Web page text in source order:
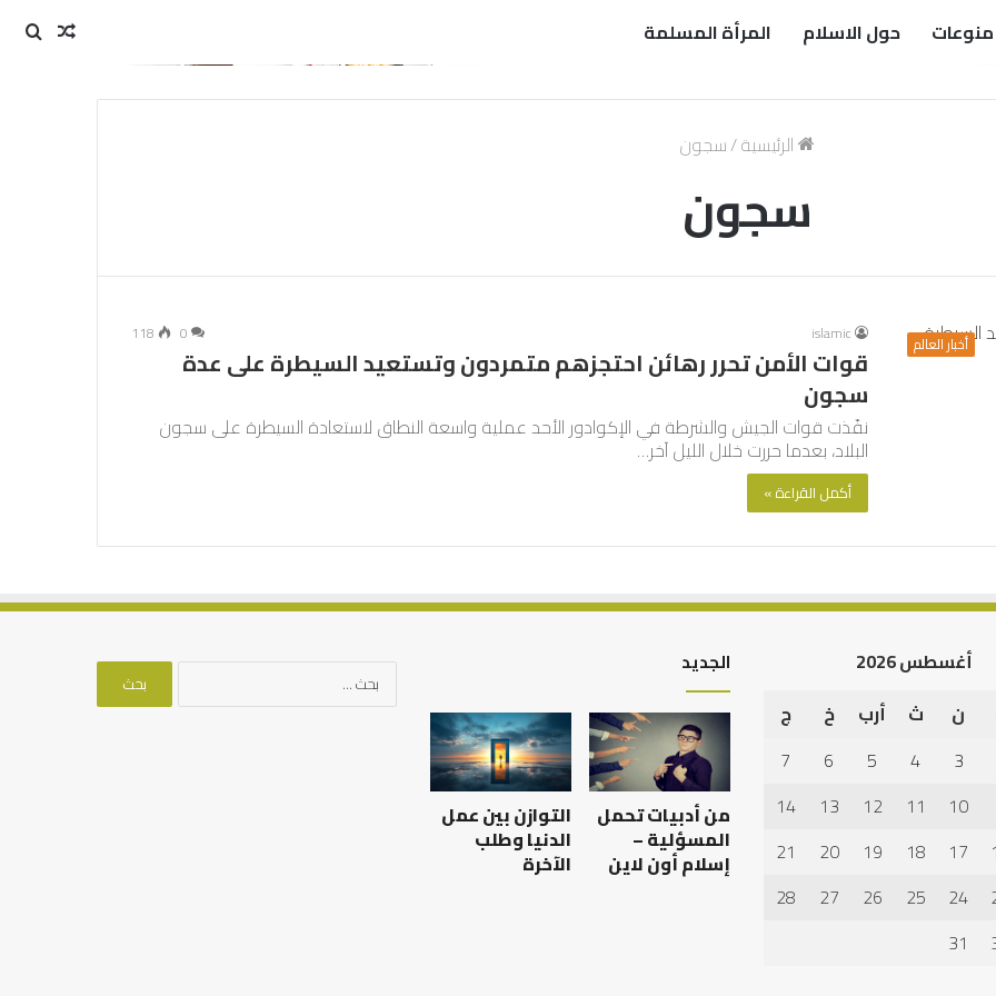
منوعات حول الاسلام المرأة المسلمة
مقال
الرئيسية/سجون
سجون
أخبار العالم islamic
0
118
قوات الأمن تحرر رهائن احتجزهم متمردون وتستعيد السيطرة على عدة
سجون
نفّذت قوات الجيش والشرطة في الإكوادور الأحد عملية واسعة النطاق لاستعادة السيطرة على سجون
البلاد، بعدما حررت خلال الليل آخر…
أكمل القراءة »
العبادات شخصية
أهم
أسباب
عدم
استجابة
الدعاء
أهم أسباب عدم استجابة
العلاقة
العلمية
بين
الإمام
مالك
والليث
أغسطس 2026
ن ث أرب خ
ج
3
4
5
6
7
10
11
12
13
14
17
18
19
20
21
24
25
26
27
28
31
الجديد
من أدبيات تحمل
المسؤلية –
إسلام أون لاين
التوازن بين عمل
الدنيا وطلب
الآخرة
البحث